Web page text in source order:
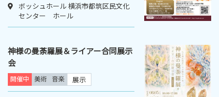
ボッシュホール 横浜市都筑区民文化
センター ホール
神様の曼荼羅展＆ライアー合同展示
会
開催中 美術 音楽 展示